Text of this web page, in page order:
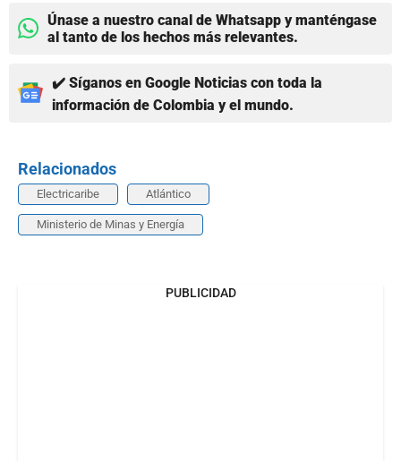
Únase a nuestro canal de Whatsapp y manténgase
al tanto de los hechos más relevantes.
✔️ Síganos en Google Noticias con toda la
información de Colombia y el mundo.
Relacionados
Electricaribe Atlántico
Ministerio de Minas y Energía
PUBLICIDAD